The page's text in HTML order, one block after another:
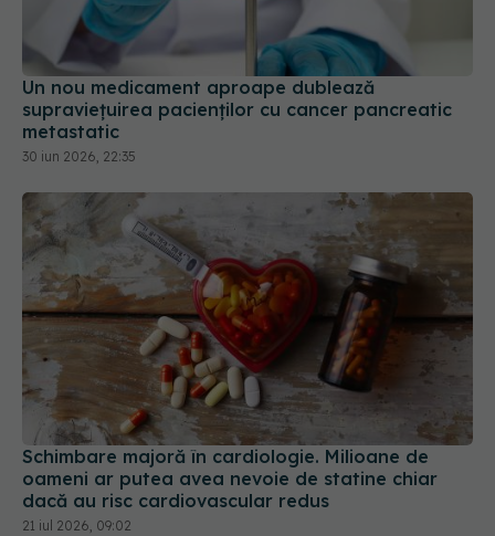
Un nou medicament aproape dublează
supraviețuirea pacienților cu cancer pancreatic
metastatic
30 iun 2026, 22:35
Schimbare majoră în cardiologie. Milioane de
oameni ar putea avea nevoie de statine chiar
dacă au risc cardiovascular redus
21 iul 2026, 09:02